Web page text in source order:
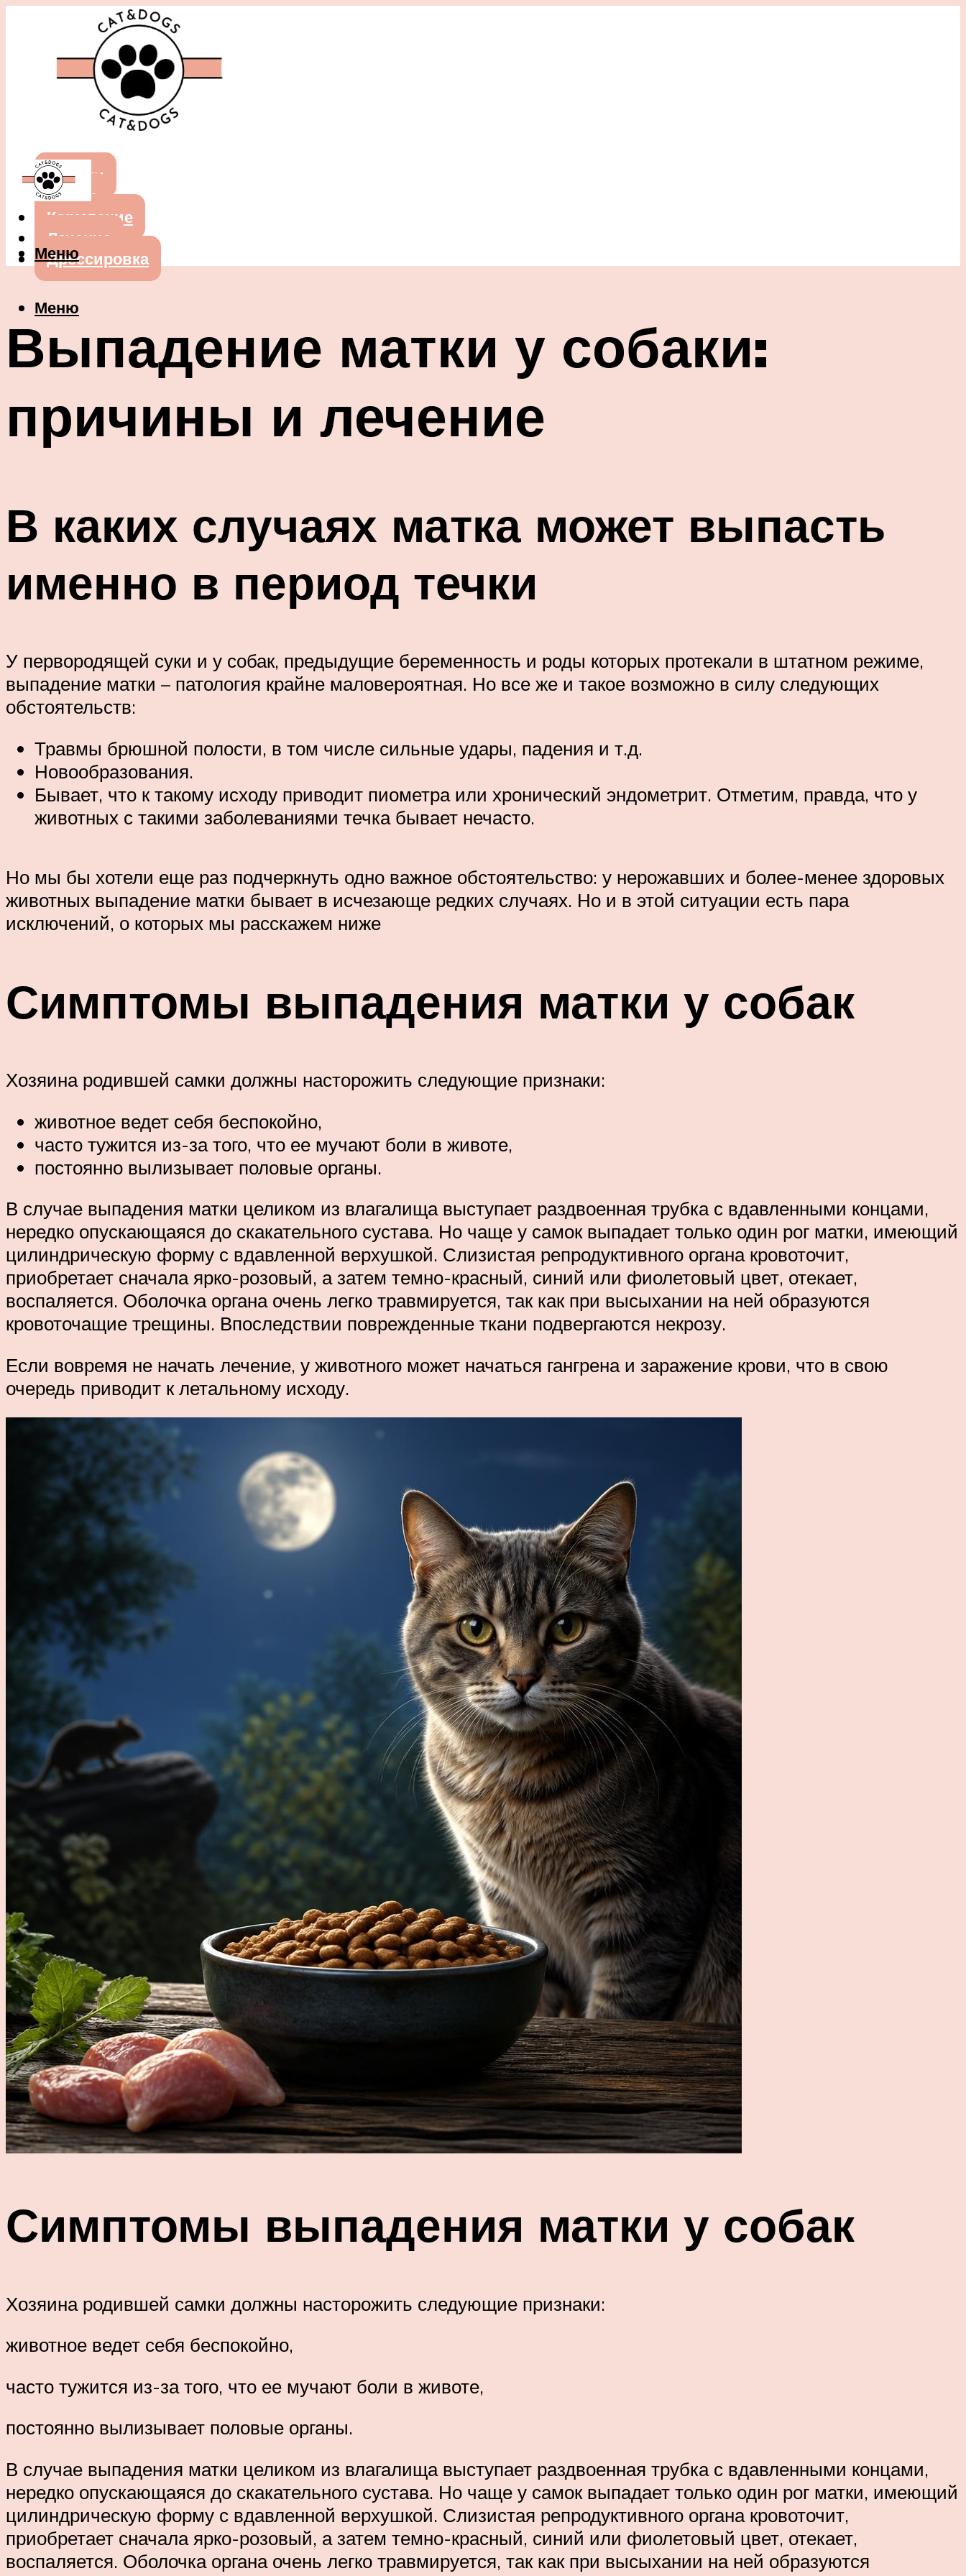
Собаки
Кошки
Кормление
Лечение
Дрессировка
Меню
Меню
Выпадение матки у собаки:
причины и лечение
В каких случаях матка может выпасть
именно в период течки
У первородящей суки и у собак, предыдущие беременность и роды которых протекали в штатном режиме,
выпадение матки – патология крайне маловероятная. Но все же и такое возможно в силу следующих
обстоятельств:
Травмы брюшной полости, в том числе сильные удары, падения и т.д.
Новообразования.
Бывает, что к такому исходу приводит пиометра или хронический эндометрит. Отметим, правда, что у
животных с такими заболеваниями течка бывает нечасто.
Но мы бы хотели еще раз подчеркнуть одно важное обстоятельство: у нерожавших и более-менее здоровых
животных выпадение матки бывает в исчезающе редких случаях. Но и в этой ситуации есть пара
исключений, о которых мы расскажем ниже
Симптомы выпадения матки у собак
Хозяина родившей самки должны насторожить следующие признаки:
животное ведет себя беспокойно,
часто тужится из-за того, что ее мучают боли в животе,
постоянно вылизывает половые органы.
В случае выпадения матки целиком из влагалища выступает раздвоенная трубка с вдавленными концами,
нередко опускающаяся до скакательного сустава. Но чаще у самок выпадает только один рог матки, имеющий
цилиндрическую форму с вдавленной верхушкой. Слизистая репродуктивного органа кровоточит,
приобретает сначала ярко-розовый, а затем темно-красный, синий или фиолетовый цвет, отекает,
воспаляется. Оболочка органа очень легко травмируется, так как при высыхании на ней образуются
кровоточащие трещины. Впоследствии поврежденные ткани подвергаются некрозу.
Если вовремя не начать лечение, у животного может начаться гангрена и заражение крови, что в свою
очередь приводит к летальному исходу.
Симптомы выпадения матки у собак
Хозяина родившей самки должны насторожить следующие признаки:
животное ведет себя беспокойно,
часто тужится из-за того, что ее мучают боли в животе,
постоянно вылизывает половые органы.
В случае выпадения матки целиком из влагалища выступает раздвоенная трубка с вдавленными концами,
нередко опускающаяся до скакательного сустава. Но чаще у самок выпадает только один рог матки, имеющий
цилиндрическую форму с вдавленной верхушкой. Слизистая репродуктивного органа кровоточит,
приобретает сначала ярко-розовый, а затем темно-красный, синий или фиолетовый цвет, отекает,
воспаляется. Оболочка органа очень легко травмируется, так как при высыхании на ней образуются